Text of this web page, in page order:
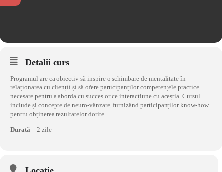
Detalii curs
Programul are ca obiectiv să inspire o schimbare de mentalitate în
relaționarea cu clienții și să ofere participanților competențele practice
necesare pentru a aborda cu succes orice interacțiune cu aceștia. Cursul
include și concepte de neuro-vânzare, furnizând participanților know-how
pentru obținerea rezultatelor dorite.
Durată – 2 zile
Locație